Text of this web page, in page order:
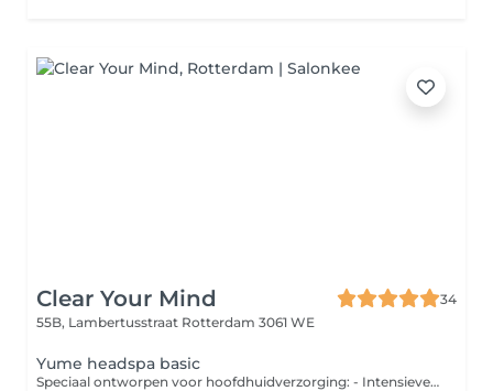
Clear Your Mind
34
55B, Lambertusstraat Rotterdam 3061 WE
Yume headspa basic
Speciaal ontworpen voor hoofdhuidverzorging: - Intensieve hydratatie en voeding voor het haar. - Hoofdhuidmassage, grondige reiniging en exfoliatie. - Haarherstellend masker met stoombehandeling. - Massage voor hoofd, nek en schouders. - Droogföhnen.